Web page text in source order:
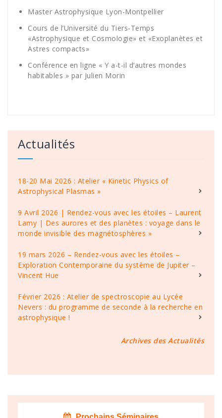
Master Astrophysique Lyon-Montpellier
Cours de l’Université du Tiers-Temps
«Astrophysique et Cosmologie» et «Exoplanètes et
Astres compacts»
Conférence en ligne « Y a-t-il d’autres mondes
habitables » par Julien Morin
Actualités
18-20 Mai 2026 : Atelier « Kinetic Physics of
Astrophysical Plasmas »
9 Avril 2026 | Rendez-vous avec les étoiles – Laurent
Lamy | Des aurores et des planètes : voyage dans le
monde invisible des magnétosphères »
19 mars 2026 – Rendez-vous avec les étoiles –
Exploration Contemporaine du système de Jupiter –
Vincent Hue
Février 2026 : Atelier de spectroscopie au Lycée
Nevers : du programme de seconde à la recherche en
astrophysique !
Archives des Actualités